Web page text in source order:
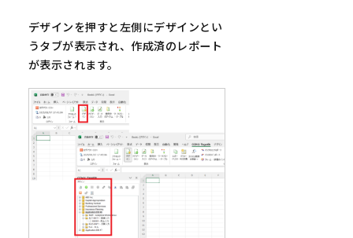
デザインを押すと左側にデザインとい
うタブが表示され、作成済のレポート
が表示されます。